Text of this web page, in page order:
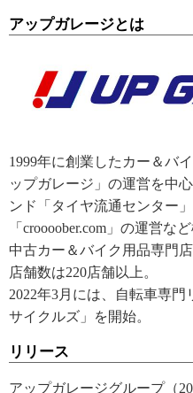
アップガレージとは
1999年に創業したカー＆バ
ップガレージ」の運営を中
ンド「タイヤ流通センター
「croooober.com」の運営な
中古カー＆バイク用品専門
店舗数は220店舗以上。
2022年3月には、自転車専
サイクルズ」を開始。
リリース
アップガレージグループ（